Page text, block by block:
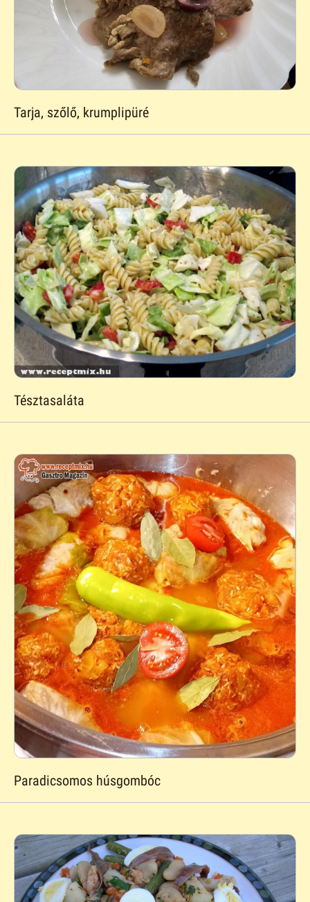
Tarja, szőlő, krumplipüré
Tésztasaláta
Paradicsomos húsgombóc